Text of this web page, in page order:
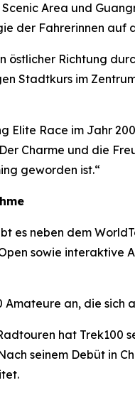
Area und
der Fahrerinnen auf
östlicher Richtung
Stadtkurs im
Race im Jahr
Charme und die
geworden ist.“
es neben dem
sowie
Amateure an, die
hat Trek100
seinem Debüt in